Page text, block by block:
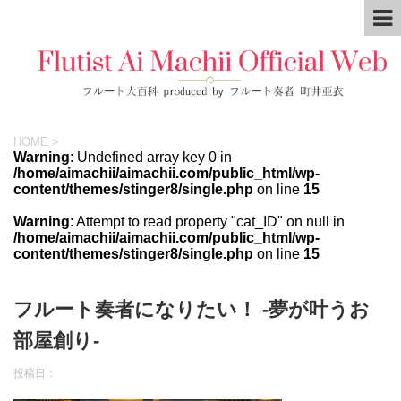
HOME >
Warning: Undefined array key 0 in
/home/aimachii/aimachii.com/public_html/wp-
content/themes/stinger8/single.php on line 15
Warning: Attempt to read property "cat_ID" on null in
/home/aimachii/aimachii.com/public_html/wp-
content/themes/stinger8/single.php on line 15
フルート奏者になりたい！ -夢が叶うお
部屋創り-
投稿日：